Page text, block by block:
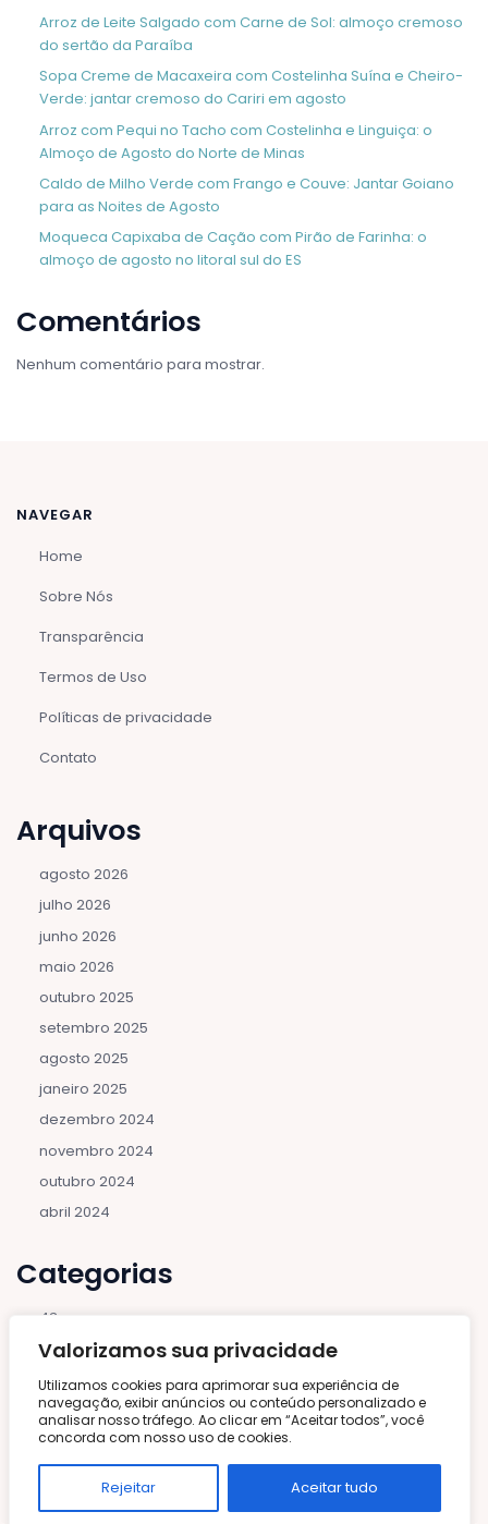
Valorizamos sua privacidade
Utilizamos cookies para aprimorar sua experiência de
navegação, exibir anúncios ou conteúdo personalizado e
analisar nosso tráfego. Ao clicar em “Aceitar todos”, você
concorda com nosso uso de cookies.
Rejeitar Aceitar tudo
Arroz de Leite Salgado com Carne de Sol: almoço cremoso
do sertão da Paraíba
Sopa Creme de Macaxeira com Costelinha Suína e Cheiro-
Verde: jantar cremoso do Cariri em agosto
Arroz com Pequi no Tacho com Costelinha e Linguiça: o
Almoço de Agosto do Norte de Minas
Caldo de Milho Verde com Frango e Couve: Jantar Goiano
para as Noites de Agosto
Moqueca Capixaba de Cação com Pirão de Farinha: o
almoço de agosto no litoral sul do ES
Comentários
Nenhum comentário para mostrar.
NAVEGAR
Home
Sobre Nós
Transparência
Termos de Uso
Políticas de privacidade
Contato
Arquivos
agosto 2026
julho 2026
junho 2026
maio 2026
outubro 2025
setembro 2025
agosto 2025
janeiro 2025
dezembro 2024
novembro 2024
outubro 2024
abril 2024
Categorias
43
Air Fryer
Asiática
Bebidas e Coquetéis
Bolos e Tortas
Brunch
Carnes e Aves